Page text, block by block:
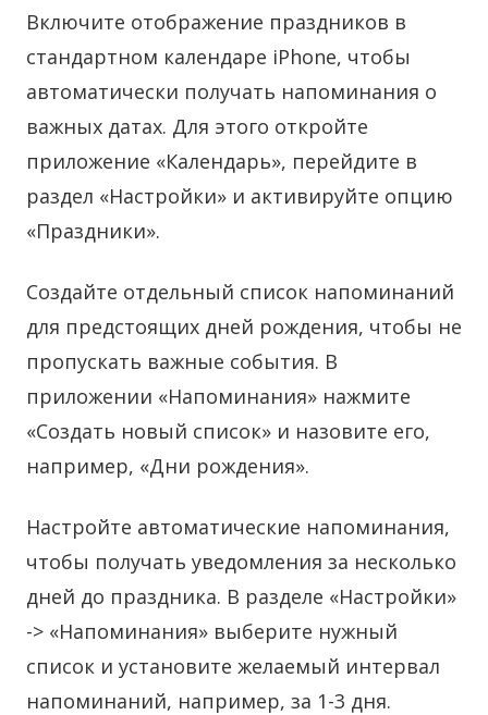
Включите отображение праздников в
стандартном календаре iPhone, чтобы
автоматически получать напоминания о
важных датах. Для этого откройте
приложение «Календарь», перейдите в
раздел «Настройки» и активируйте опцию
«Праздники».
Создайте отдельный список напоминаний
для предстоящих дней рождения, чтобы не
пропускать важные события. В
приложении «Напоминания» нажмите
«Создать новый список» и назовите его,
например, «Дни рождения».
Настройте автоматические напоминания,
чтобы получать уведомления за несколько
дней до праздника. В разделе «Настройки»
-> «Напоминания» выберите нужный
список и установите желаемый интервал
напоминаний, например, за 1-3 дня.